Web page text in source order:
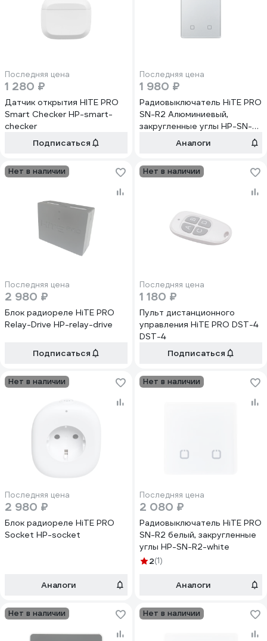
Последняя цена
1 280 ₽
Датчик открытия HITE PRO
Smart Checker HP-smart-
checker
Подписаться
Последняя цена
1 980 ₽
Радиовыключатель HiTE PRO
SN-R2 Алюминиевый,
закругленные углы HP-SN-
Аналоги
Нет в наличии
Последняя цена
2 980 ₽
Блок радиореле HiTE PRO
Relay-Drive HP-relay-drive
Подписаться
Нет в наличии
Последняя цена
1 180 ₽
Пульт дистанционного
управления HiTE PRO DST-4
DST-4
Подписаться
Нет в наличии
Последняя цена
2 980 ₽
Блок радиореле HiTE PRO
Socket HP-socket
Аналоги
Нет в наличии
Последняя цена
2 080 ₽
Радиовыключатель HiTE PRO
SN-R2 белый, закругленные
углы HP-SN-R2-white
2(1)
Аналоги
Нет в наличии Нет в наличии